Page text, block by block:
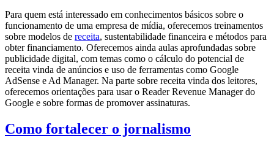
Para quem está interessado em conhecimentos básicos sobre o
funcionamento de uma empresa de mídia, oferecemos treinamentos
sobre modelos de receita, sustentabilidade financeira e métodos para
obter financiamento. Oferecemos ainda aulas aprofundadas sobre
publicidade digital, com temas como o cálculo do potencial de
receita vinda de anúncios e uso de ferramentas como Google
AdSense e Ad Manager. Na parte sobre receita vinda dos leitores,
oferecemos orientações para usar o Reader Revenue Manager do
Google e sobre formas de promover assinaturas.
Como fortalecer o jornalismo